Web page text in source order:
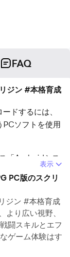
FAQ
ジン #本格育成
ドするには、
ソフトを使用
「Androidシス
スなので無料で
知の方も多いか
グナロクオリジ
表示
PC版のスクリ
ジン #本格育成
り広い視野、
闘スキルとエフ
ゲーム体験はす